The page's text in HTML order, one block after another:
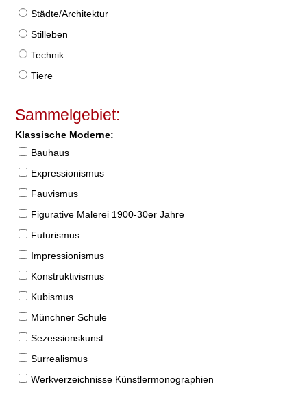
Städte/Architektur
Stilleben
Technik
Tiere
Sammelgebiet:
Klassische Moderne:
Bauhaus
Expressionismus
Fauvismus
Figurative Malerei 1900-30er Jahre
Futurismus
Impressionismus
Konstruktivismus
Kubismus
Münchner Schule
Sezessionskunst
Surrealismus
Werkverzeichnisse Künstlermonographien